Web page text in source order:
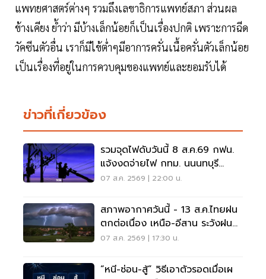
แพทยศาสตร์ต่างๆ รวมถึงเลขาธิการแพทย์สภา ส่วนผล
ข้างเคียง ย้ำว่า มีบ้างเล็กน้อยก็เป็นเรื่องปกติ เพราะการฉีด
วัคซีนตัวอื่น เราก็มีไข้ต่ำๆมีอาการครั่นเนื้อครั่นตัวเล็กน้อย
เป็นเรื่องที่อยู่ในการควบคุมของแพทย์และยอมรับได้
ข่าวที่เกี่ยวข้อง
รวมจุดไฟดับวันนี้ 8 ส.ค.69 กฟน.
แจ้งงดจ่ายไฟ กทม. นนนทบุรี
สมุทรปราการ
07 ส.ค. 2569 | 22:00 น.
สภาพอากาศวันนี้ - 13 ส.ค.ไทยฝน
ตกต่อเนื่อง เหนือ-อีสาน ระวังฝน
ตกหนักมากบางแห่ง
07 ส.ค. 2569 | 17:30 น.
“หนี-ซ่อน-สู้” วิธีเอาตัวรอดเมื่อเผ